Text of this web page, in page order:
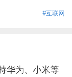
#互联网
华为、小米等